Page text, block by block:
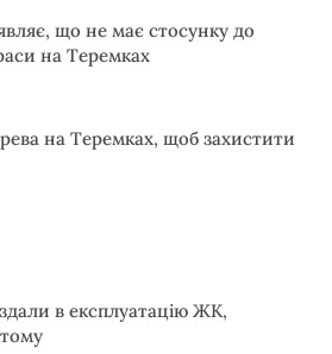
що не має стосунку до
на Теремках
на Теремках, щоб захистити
в експлуатацію ЖК,